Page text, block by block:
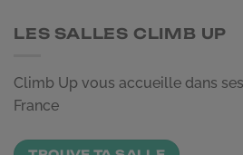
LES SALLES CLIMB UP
Climb Up vous accueille dans
France